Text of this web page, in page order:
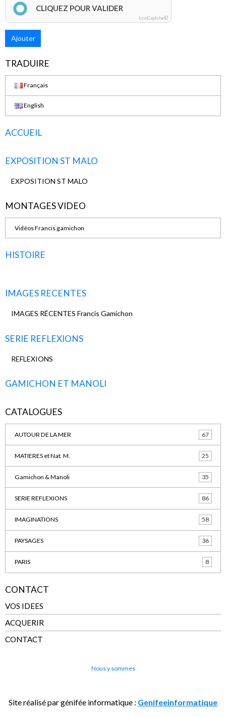
CLIQUEZ POUR VALIDER
IconCaptcha ©
Ajouter
TRADUIRE
Français
English
ACCUEIL
EXPOSITION ST MALO
EXPOSITION ST MALO
MONTAGES VIDEO
Vidéos Francis gamichon
HISTOIRE
IMAGES RECENTES
IMAGES RÉCENTES Francis Gamichon
SERIE REFLEXIONS
REFLEXIONS
GAMICHON ET MANOLI
CATALOGUES
AUTOUR DE LA MER 67
MATIERES et Nat. M. 25
Gamichon & Manoli 35
SERIE REFLEXIONS 86
IMAGINATIONS 58
PAYSAGES 36
PARIS 8
CONTACT
VOS IDEES
ACQUERIR
CONTACT
Nous y sommes
Site réalisé par génifée informatique : Genifeeinformatique